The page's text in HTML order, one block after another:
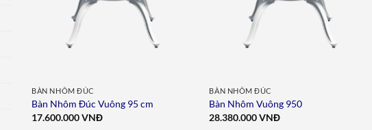
BÀN NHÔM ĐÚC
Bàn Nhôm Đúc Vuông 95 cm
17.600.000VNĐ
BÀN NHÔM ĐÚC
Bàn Nhôm Vuông 950
28.380.000VNĐ